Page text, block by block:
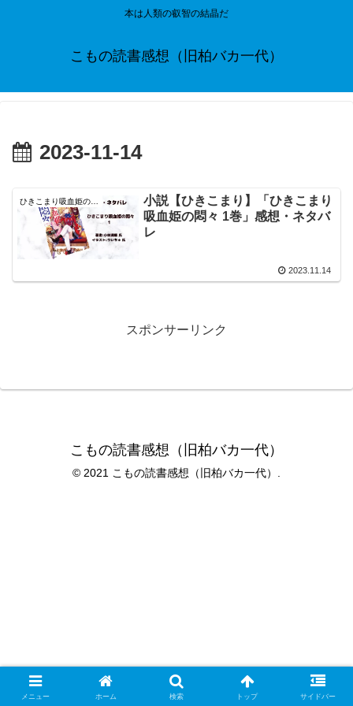
本は人類の叡智の結晶だ
こもの読書感想（旧柏バカ一代）
2023-11-14
ひきこまり吸血姫の悶々
小説【ひきこまり】「ひきこまり
吸血姫の悶々 1巻」感想・ネタバ
レ
2023.11.14
スポンサーリンク
こもの読書感想（旧柏バカ一代）
© 2021 こもの読書感想（旧柏バカ一代）.
メニュー ホーム 検索 トップ サイドバー